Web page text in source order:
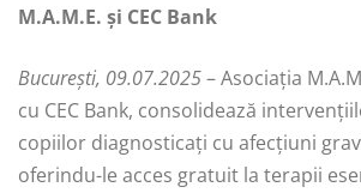
M.A.M.E. și CEC Bank
București, 09.07.2025– Asociația
cu CEC Bank, consolidează
copiilor diagnosticați cu afecțiuni
oferindu-le acces gratuit la terapii